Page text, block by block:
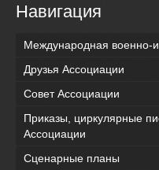
Навигация
Международная военно-
Друзья Ассоциации
Совет Ассоциации
Приказы, циркулярные
Ассоциации
Сценарные планы